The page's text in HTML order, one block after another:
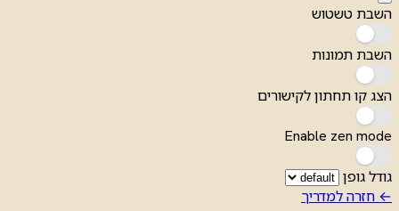
השבת טשטוש
השבת תמונות
הצג קו תחתון לקישורים
Enable zen mode
גודל גופן
← חזרה למדריך